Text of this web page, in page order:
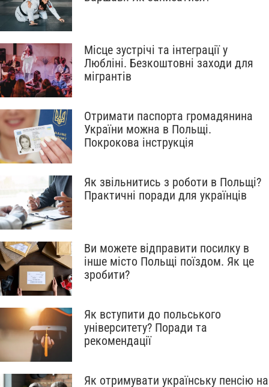
Місце зустрічі та інтеграції у
Любліні. Безкоштовні заходи для
мігрантів
Отримати паспорта громадянина
України можна в Польщі.
Покрокова інструкція
Як звільнитись з роботи в Польщі?
Практичні поради для українців
Ви можете відправити посилку в
інше місто Польщі поїздом. Як це
зробити?
Як вступити до польського
університету? Поради та
рекомендації
Як отримувати українську пенсію на